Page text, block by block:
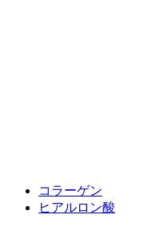
コラーゲン
ヒアルロン酸